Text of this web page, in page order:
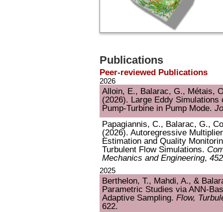
Publications
Peer-reviewed Publications
2026
Alloin, E., Balarac, G., Métais,
(2026). Large Eddy
Pump-Turbine in Pump Mode.
Papagiannis, C., Balarac, G.,
(2026). Autoregressive
Estimation and Quality
Turbulent Flow Simulations.
Mechanics and Engineering, 452
2025
Berthelon, T., Mahdi, A., &
Parametric Studies via ANN-
Adaptive Sampling. Flow,
622.